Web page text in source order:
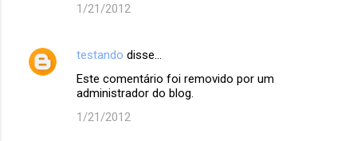
r
1/21/2012
testando disse…
Este comentário foi removido por um
administrador do blog.
1/21/2012